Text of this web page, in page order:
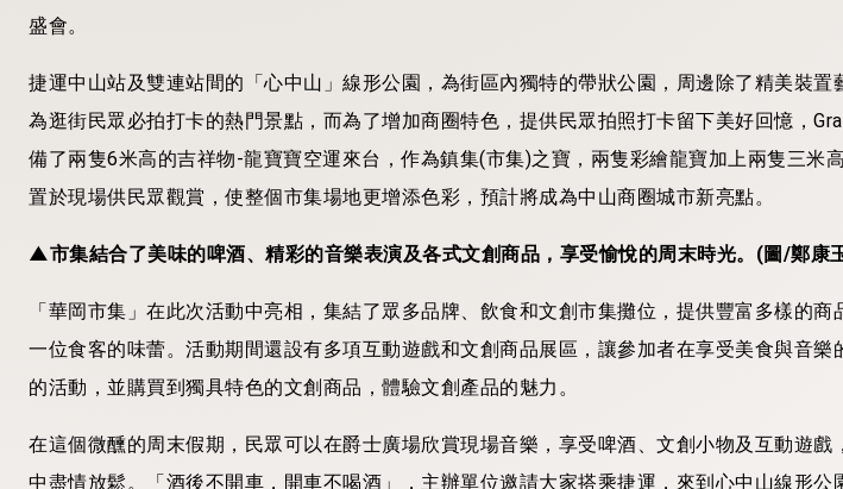
盛會。
捷運中山站及雙連站間的「心中山」線形公園，為街區內獨特的帶狀公園，周邊除了精美裝置
為逛街民眾必拍打卡的熱門景點，而為了增加商圈特色，提供民眾拍照打卡留下美好回憶，
備了兩隻6米高的吉祥物-龍寶寶空運來台，作為鎮集(市集)之寶，兩隻彩繪龍寶加上兩隻三米
置於現場供民眾觀賞，使整個市集場地更增添色彩，預計將成為中山商圈城市新亮點。
▲市集結合了美味的啤酒、精彩的音樂表演及各式文創商品，享受愉悅的周末時光。(圖/鄭康
「華岡市集」在此次活動中亮相，集結了眾多品牌、飲食和文創市集攤位，提供豐富多樣的商
一位食客的味蕾。活動期間還設有多項互動遊戲和文創商品展區，讓參加者在享受美食與音樂
的活動，並購買到獨具特色的文創商品，體驗文創產品的魅力。
在這個微醺的周末假期，民眾可以在爵士廣場欣賞現場音樂，享受啤酒、文創小物及互動遊戲
中盡情放鬆。「酒後不開車，開車不喝酒」，主辦單位邀請大家搭乘捷運，來到心中山線形公